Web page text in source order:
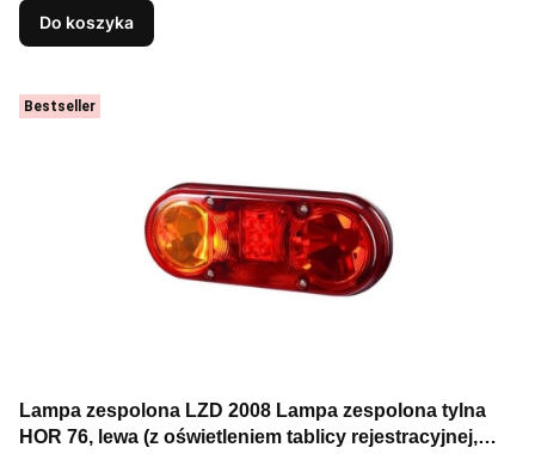
Do koszyka
Bestseller
Lampa zespolona LZD 2008 Lampa zespolona tylna
HOR 76, lewa (z oświetleniem tablicy rejestracyjnej,